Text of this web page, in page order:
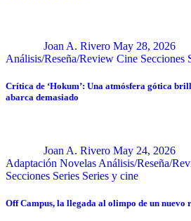
Joan A. Rivero May 28, 2026
Análisis/Reseña/Review Cine Secciones
Crítica de ‘Hokum’: Una atmósfera gótica
abarca demasiado
Joan A. Rivero May 24, 2026
Adaptación Novelas Análisis/Reseña/
Secciones Series Series y cine
Off Campus, la llegada al olimpo de un nuevo